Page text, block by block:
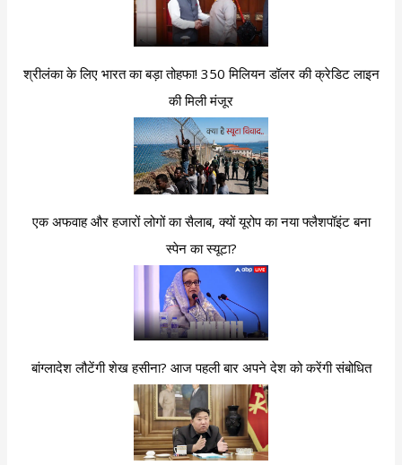
श्रीलंका के लिए भारत का बड़ा तोहफा! 350 मिलियन डॉलर की क्रेडिट लाइन
की मिली मंजूर
एक अफवाह और हजारों लोगों का सैलाब, क्यों यूरोप का नया फ्लैशपॉइंट बना
स्पेन का स्यूटा?
बांग्लादेश लौटेंगी शेख हसीना? आज पहली बार अपने देश को करेंगी संबोधित